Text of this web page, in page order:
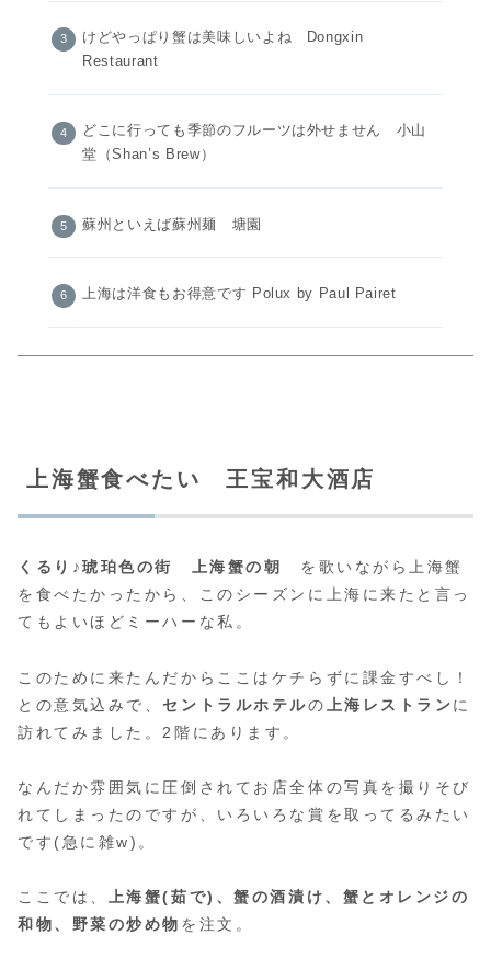
けどやっぱり蟹は美味しいよね Dongxin
Restaurant
どこに行っても季節のフルーツは外せません 小山
堂（Shan’s Brew）
蘇州といえば蘇州麺 塘園
上海は洋食もお得意です Polux by Paul Pairet
上海蟹食べたい 王宝和大酒店
くるり♪琥珀色の街 上海蟹の朝
を歌いながら上海蟹
を食べたかったから、このシーズンに上海に来たと言っ
てもよいほどミーハーな私。
このために来たんだからここはケチらずに課金すべし！
との意気込みで、 セントラルホテルの 上海レストランに
訪れてみました。2階にあります。
なんだか雰囲気に圧倒されてお店全体の写真を撮りそび
れてしまったのですが、いろいろな賞を取ってるみたい
です(急に雑w)。
ここでは、
上海蟹(茹で)、蟹の酒漬け、蟹とオレンジの
和物、野菜の炒め物 を注文。